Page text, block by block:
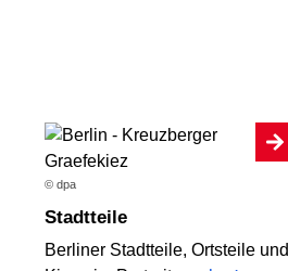
© dpa
Stadtteile
Berliner Stadtteile, Ortsteile und